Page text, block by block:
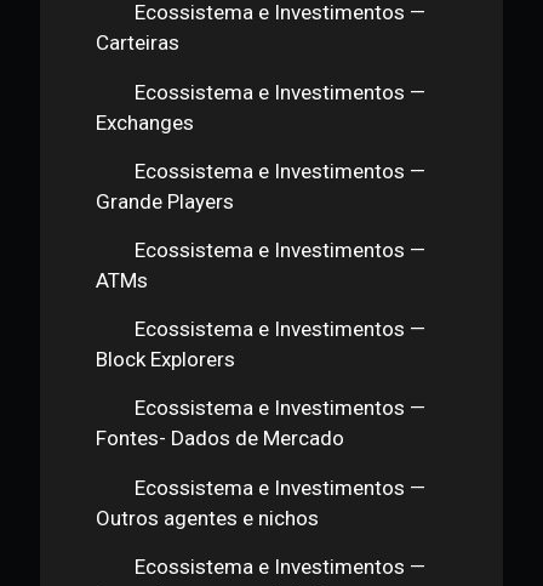
Ecossistema e Investimentos —
Ecossistema e Investimentos —
Ecossistema e Investimentos —
Ecossistema Classificação (Parte 1 )
"Ecossistema e Investimentos —
Marcos Históricos "
Ecossistema e Investimentos —
Principais agentes
Mineradores
Carteiras